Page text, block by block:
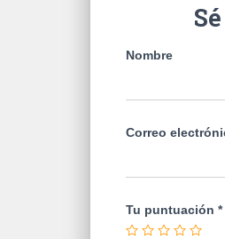
Nombre
Correo
Tu puntuación *